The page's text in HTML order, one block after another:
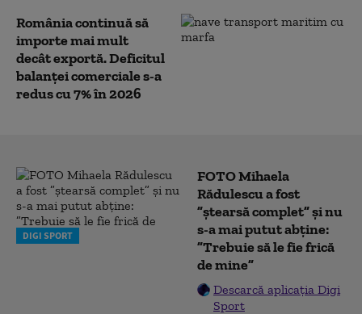
România continuă să
importe mai mult
decât exportă. Deficitul
balanţei comerciale s-a
redus cu 7% în 2026
DIGI SPORT
FOTO Mihaela
Rădulescu a fost
”ștearsă complet” și nu
s-a mai putut abține:
”Trebuie să le fie frică
de mine”
Descarcă aplicația Digi
Sport